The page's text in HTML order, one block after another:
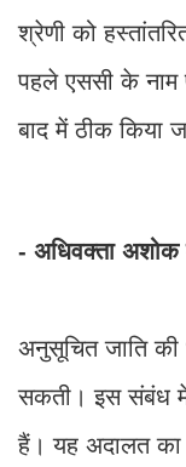
श्रेणी को
पहले एससी के
बाद में ठीक किया
- अधिवक्ता
अनुसूचित जाति की
सकती। इस संबंध
हैं। यह अदालत का